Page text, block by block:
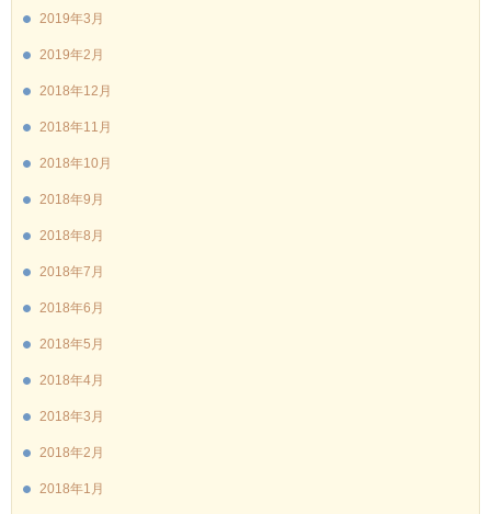
2019年3月
2019年2月
2018年12月
2018年11月
2018年10月
2018年9月
2018年8月
2018年7月
2018年6月
2018年5月
2018年4月
2018年3月
2018年2月
2018年1月